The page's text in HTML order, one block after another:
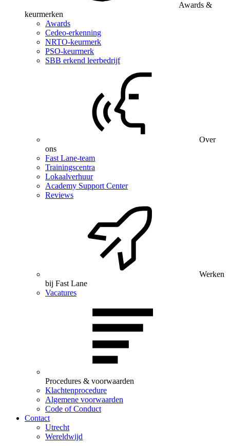
Awards &
keurmerken
Awards
Cedeo-erkenning
NRTO-keurmerk
PSO-keurmerk
SBB erkend leerbedrijf
Over
ons
Fast Lane-team
Trainingscentra
Lokaalverhuur
Academy Support Center
Reviews
Werken
bij Fast Lane
Vacatures
Procedures & voorwaarden
Klachtenprocedure
Algemene voorwaarden
Code of Conduct
Contact
Utrecht
Wereldwijd